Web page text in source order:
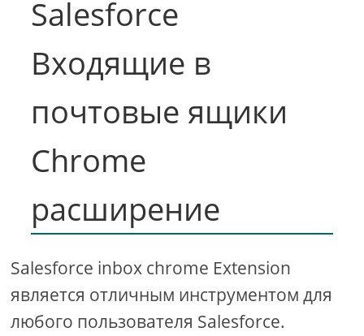
Salesforce
Входящие в
почтовые ящики
Chrome
расширение
Salesforce inbox chrome Extension
является отличным инструментом для
любого пользователя Salesforce.